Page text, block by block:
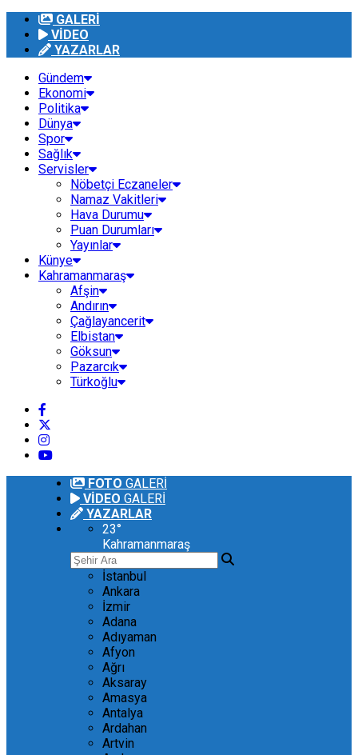
GALERİ
VİDEO
YAZARLAR
Gündem
Ekonomi
Politika
Dünya
Spor
Sağlık
Servisler
Nöbetçi Eczaneler
Namaz Vakitleri
Hava Durumu
Puan Durumları
Yayınlar
Künye
Kahramanmaraş
Afşin
Andırın
Çağlayancerit
Elbistan
Göksun
Pazarcık
Türkoğlu
FOTO GALERİ
VİDEO GALERİ
YAZARLAR
23°
Kahramanmaraş
İstanbul
Ankara
İzmir
Adana
Adıyaman
Afyon
Ağrı
Aksaray
Amasya
Antalya
Ardahan
Artvin